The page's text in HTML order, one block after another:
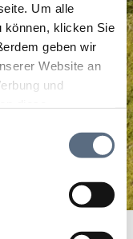
Um alle
können, klicken Sie
geben wir
Website an
und
haben oder die
gesammelt